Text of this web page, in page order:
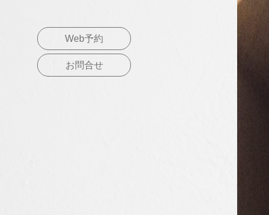
Web予約
お問合せ